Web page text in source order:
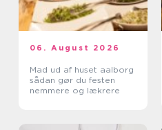
06. August 2026
Mad ud af huset aalborg
sådan gør du festen
nemmere og lækrere